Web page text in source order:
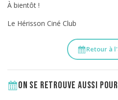
À bientôt !
Le Hérisson Ciné Club
Retour à
On se retrouve aussi